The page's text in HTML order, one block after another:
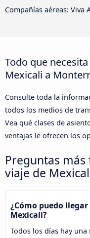
Compañías aéreas: Viva
Todo que
Mexicali a
Consulte toda la
todos los medios de
Vea qué clases de
ventajas le ofrecen los
Preguntas
viaje de
¿Cómo puedo
Mexicali?
Todos los días hay